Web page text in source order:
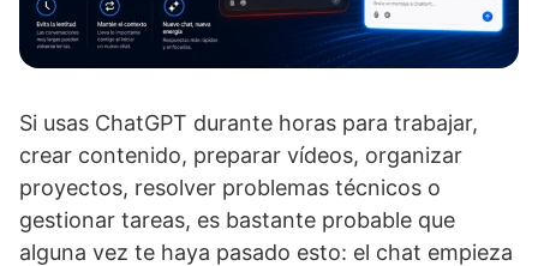
Si usas ChatGPT durante horas para trabajar,
crear contenido, preparar vídeos, organizar
proyectos, resolver problemas técnicos o
gestionar tareas, es bastante probable que
alguna vez te haya pasado esto: el chat empieza